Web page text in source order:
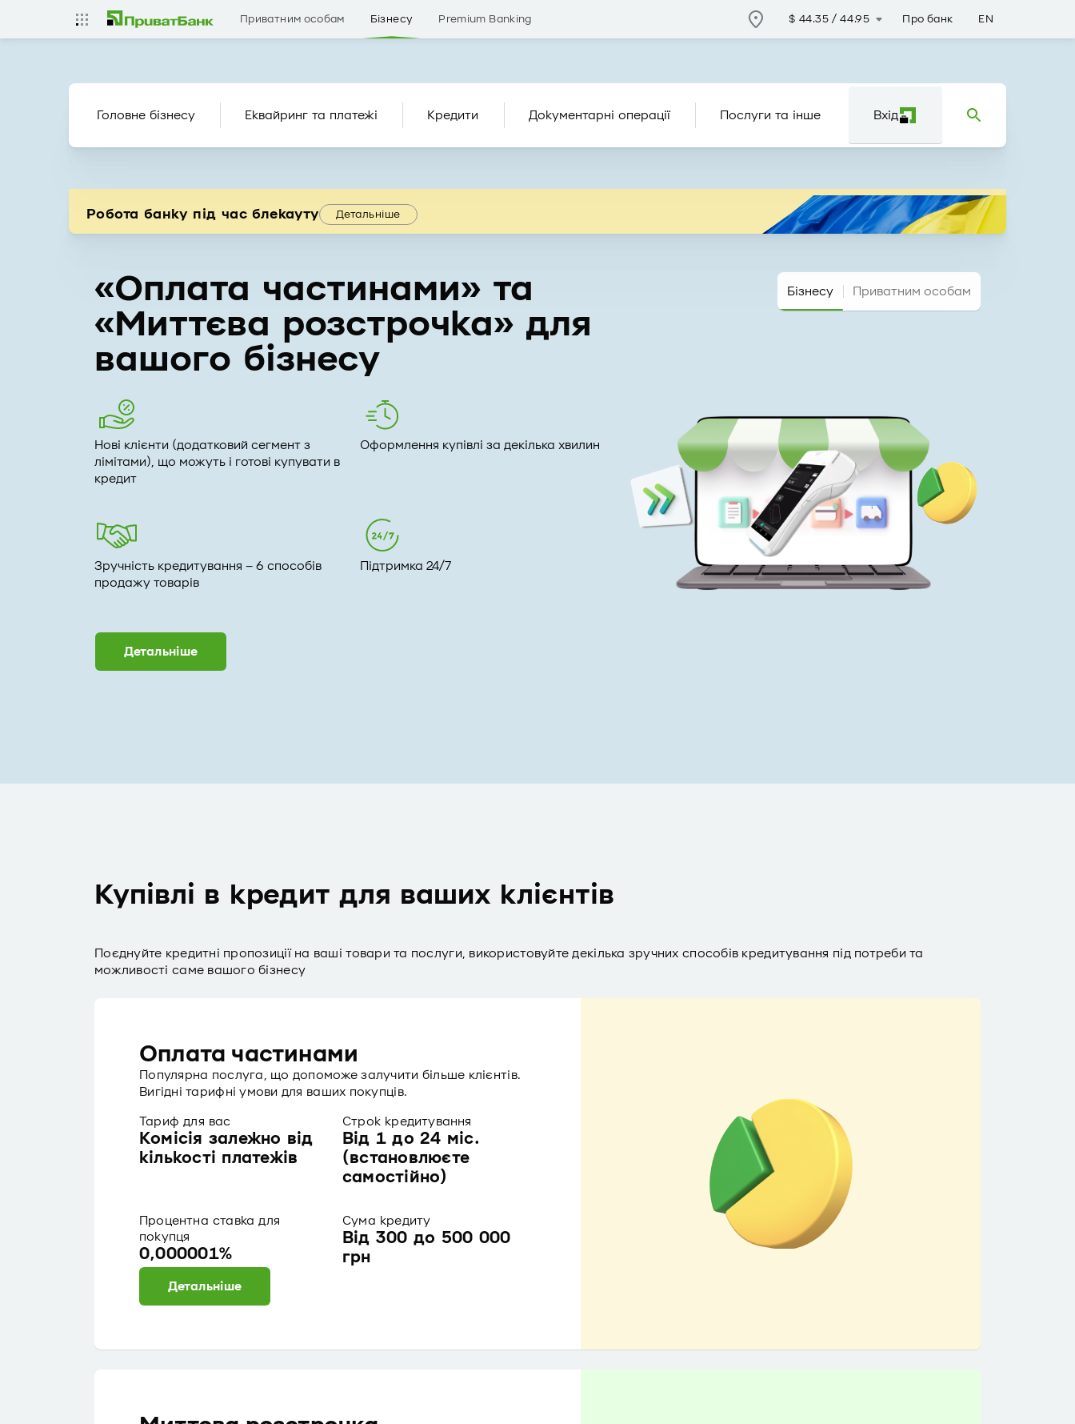
Приватним особам Бізнесу Premium Banking $ 44.35 /44.95 Про банк EN
Головне бізнесу Еквайринг та платежі Кредити Документарні операції Послуги та інше Вхід
Робота банку під час блекауту Детальніше
«Оплата частинами» та
«Миттєва розстрочка» для
вашого бізнесу
Бізнесу Приватним особам
Нові клієнти (додатковий сегмент з
лімітами), що можуть і готові купувати в
кредит
Оформлення купівлі за декілька хвилин
Зручність кредитування – 6 способів
продажу товарів
Підтримка 24/7
Детальніше
Купівлі в кредит для ваших клієнтів
Поєднуйте кредитні пропозиції на ваші товари та послуги, використовуйте декілька зручних способів кредитування під потреби та
можливості саме вашого бізнесу
Оплата частинами
Популярна послуга, що допоможе залучити більше клієнтів.
Вигідні тарифні умови для ваших покупців.
Тариф для вас
Комісія залежно від
кількості платежів
Строк кредитування
Від 1 до 24 міс.
(встановлюєте
самостійно)
Процентна ставка для
покупця
0,000001%
Сума кредиту
Від 300 до 500 000
грн
Детальніше